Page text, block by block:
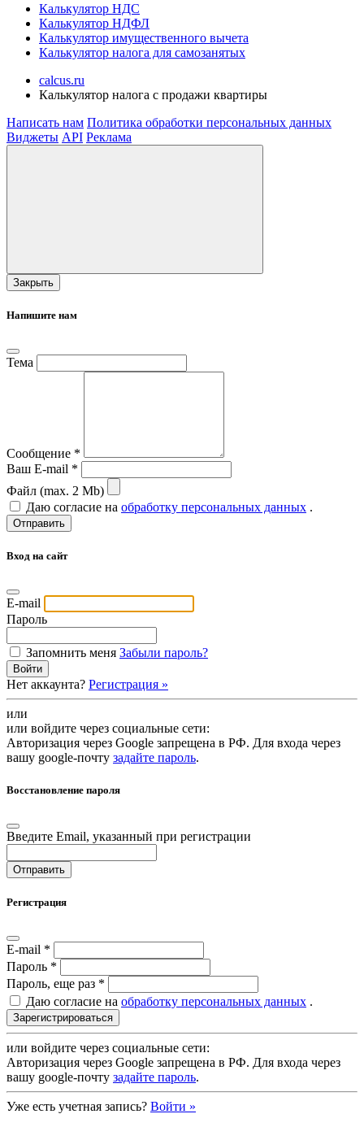
Калькулятор НДС
Калькулятор НДФЛ
Калькулятор имущественного вычета
Калькулятор налога для самозанятых
calcus.ru
Калькулятор налога с продажи квартиры
Написать нам Политика обработки персональных данных
Виджеты API Реклама
Закрыть
Напишите нам
Тема
Сообщение *
Ваш E-mail *
Файл (max. 2 Mb)
Даю согласие на обработку персональных данных .
Вход на сайт
E-mail
Пароль
Запомнить меня Забыли пароль?
Войти
Нет аккаунта? Регистрация »
или
или войдите через социальные сети:
Авторизация через Google запрещена в РФ. Для входа через
вашу google-почту задайте пароль.
Восстановление пароля
Введите Email, указанный при регистрации
Регистрация
E-mail *
Пароль *
Пароль, еще раз *
Даю согласие на обработку персональных данных .
или войдите через социальные сети:
Авторизация через Google запрещена в РФ. Для входа через
вашу google-почту задайте пароль.
Уже есть учетная запись? Войти »